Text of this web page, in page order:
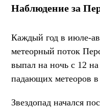
Наблюдение за
Каждый год в июле-
метеорный поток
выпал на ночь с 12
падающих метеоров в
Звездопад начался